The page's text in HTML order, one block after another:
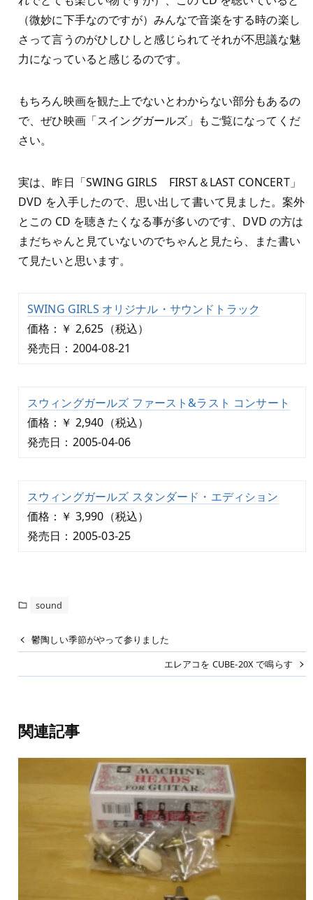
（微妙に下手なのですが）みんなで音楽をする時の楽し
さって言うのがひしひしと感じられてそれが不思議な魅
力になっていると感じるのです。
もちろん映画を観た上でないとわからない部分もあるの
で、ぜひ映画「スイングガールズ」もご覧になってくだ
さい。
実は、昨日「SWING GIRLS FIRST＆LAST CONCERT」
DVD を入手したので、思い出して書いて見ました。案外
とこの CD を聴きたくなる事が多いのです、DVD の方は
まだちゃんと見ていないのでちゃんと見たら、また書い
て見たいと思います。
SWING GIRLS オリジナル・サウンドトラック
価格：￥ 2,625（税込）
発売日：2004-08-21
スウィングガールズ ファースト&ラスト コンサート
価格：￥ 2,940（税込）
発売日：2005-04-06
スウィングガールズ スタンダード・エディション
価格：￥ 3,990（税込）
発売日：2005-03-25
sound
鬱陶しい季節がやって参りました
エレアコを CUBE-20X で鳴らす
関連記事